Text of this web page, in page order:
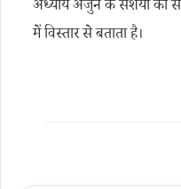
अध्याय अर्जुन के संशयों का
में विस्तार से बताता है।